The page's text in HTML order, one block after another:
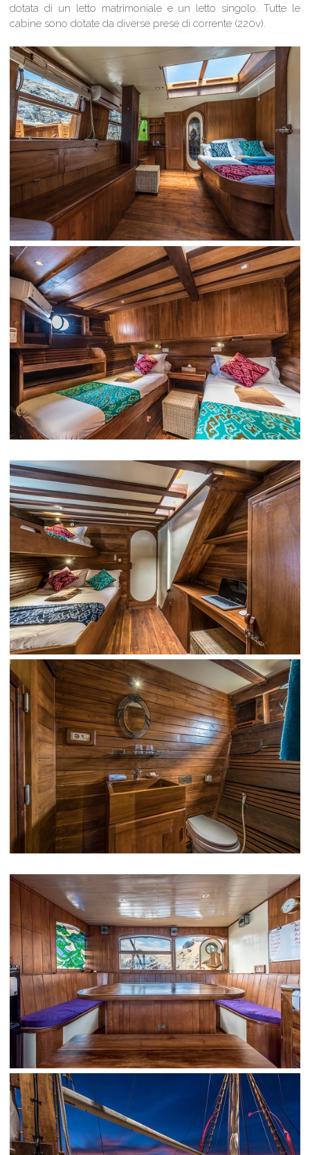
dotata di un letto matrimoniale e un letto singolo. Tutte le
cabine sono dotate da diverse prese di corrente (220v).